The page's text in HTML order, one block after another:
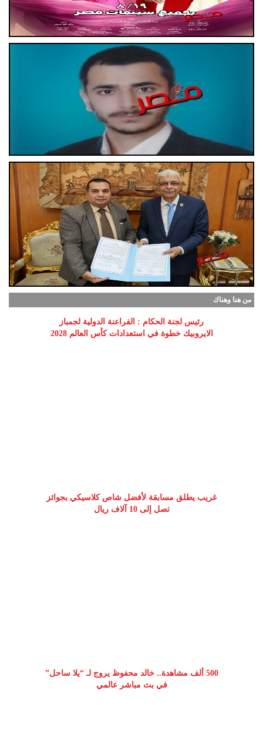
من هنا وهناك
رئيس لجنة الحكام : الفراعنة الدولية لجمباز
الايروبيك خطوة في استعدادات كأس العالم 2028
غريب يطلق مسابقة لأفضل شاص كلاسيكي بجوائز
تصل إلى 10 آلاف ريال
500 ألف مشاهدة.. خالد محفوظ يروج لـ “يلا ساحل”
في بث مباشر عالمي